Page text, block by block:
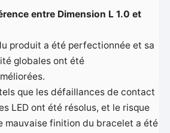
entre Dimension L 1.0 et
produit a été perfectionnée et sa
globales ont été
que les défaillances de contact
LED ont été résolus, et le risque
mauvaise finition du bracelet a été